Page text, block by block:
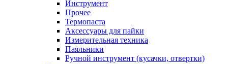
Инструмент
Прочее
Термопаста
Аксессуары для пайки
Измерительная техника
Паяльники
Ручной инструмент (кусачки, отвертки)